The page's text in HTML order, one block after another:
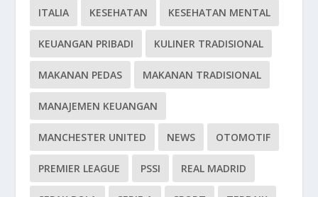
ITALIA KESEHATAN KESEHATAN MENTAL
KEUANGAN PRIBADI KULINER TRADISIONAL
MAKANAN PEDAS MAKANAN TRADISIONAL
MANAJEMEN KEUANGAN
MANCHESTER UNITED NEWS OTOMOTIF
PREMIER LEAGUE PSSI REAL MADRID